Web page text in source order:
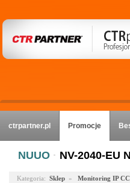
ctrpartner.pl Promocje
NUUO · NV-2040-EU
Kategoria: Sklep » Monitoring IP